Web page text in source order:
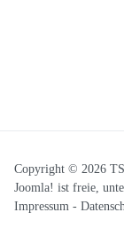
Copyright © 2026
Joomla! ist freie,
Impressum -